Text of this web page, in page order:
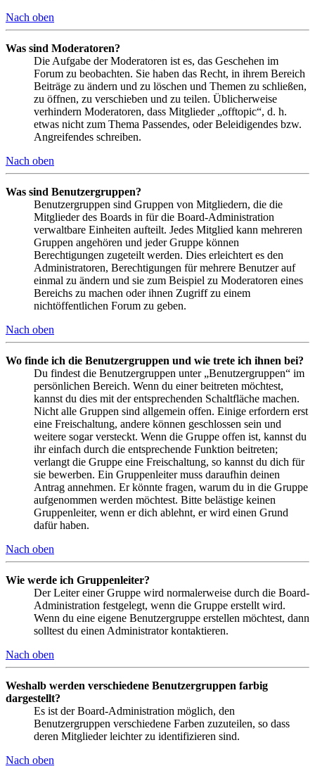
Nach oben
Was sind Moderatoren?
Die Aufgabe der Moderatoren ist es, das Geschehen im
Forum zu beobachten. Sie haben das Recht, in ihrem Bereich
Beiträge zu ändern und zu löschen und Themen zu schließen,
zu öffnen, zu verschieben und zu teilen. Üblicherweise
verhindern Moderatoren, dass Mitglieder „offtopic“, d. h.
etwas nicht zum Thema Passendes, oder Beleidigendes bzw.
Angreifendes schreiben.
Nach oben
Was sind Benutzergruppen?
Benutzergruppen sind Gruppen von Mitgliedern, die die
Mitglieder des Boards in für die Board-Administration
verwaltbare Einheiten aufteilt. Jedes Mitglied kann mehreren
Gruppen angehören und jeder Gruppe können
Berechtigungen zugeteilt werden. Dies erleichtert es den
Administratoren, Berechtigungen für mehrere Benutzer auf
einmal zu ändern und sie zum Beispiel zu Moderatoren eines
Bereichs zu machen oder ihnen Zugriff zu einem
nichtöffentlichen Forum zu geben.
Nach oben
Wo finde ich die Benutzergruppen und wie trete ich ihnen bei?
Du findest die Benutzergruppen unter „Benutzergruppen“ im
persönlichen Bereich. Wenn du einer beitreten möchtest,
kannst du dies mit der entsprechenden Schaltfläche machen.
Nicht alle Gruppen sind allgemein offen. Einige erfordern erst
eine Freischaltung, andere können geschlossen sein und
weitere sogar versteckt. Wenn die Gruppe offen ist, kannst du
ihr einfach durch die entsprechende Funktion beitreten;
verlangt die Gruppe eine Freischaltung, so kannst du dich für
sie bewerben. Ein Gruppenleiter muss daraufhin deinen
Antrag annehmen. Er könnte fragen, warum du in die Gruppe
aufgenommen werden möchtest. Bitte belästige keinen
Gruppenleiter, wenn er dich ablehnt, er wird einen Grund
dafür haben.
Nach oben
Wie werde ich Gruppenleiter?
Der Leiter einer Gruppe wird normalerweise durch die Board-
Administration festgelegt, wenn die Gruppe erstellt wird.
Wenn du eine eigene Benutzergruppe erstellen möchtest, dann
solltest du einen Administrator kontaktieren.
Nach oben
Weshalb werden verschiedene Benutzergruppen farbig
dargestellt?
Es ist der Board-Administration möglich, den
Benutzergruppen verschiedene Farben zuzuteilen, so dass
deren Mitglieder leichter zu identifizieren sind.
Nach oben